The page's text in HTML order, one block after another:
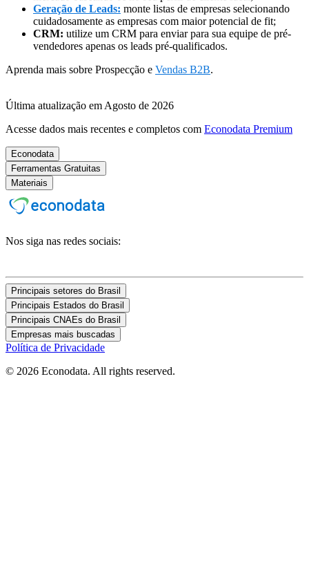
Geração de Leads: monte listas de empresas selecionando
cuidadosamente as empresas com maior potencial de fit;
CRM: utilize um CRM para enviar para sua equipe de pré-
vendedores apenas os leads pré-qualificados.
Aprenda mais sobre Prospecção e Vendas B2B.
Última atualização em Agosto de 2026
Acesse dados mais recentes e completos com Econodata Premium
Econodata
Ferramentas Gratuitas
Materiais
Nos siga nas redes sociais:
Principais setores do Brasil
Principais Estados do Brasil
Principais CNAEs do Brasil
Empresas mais buscadas
Política de Privacidade
© 2026 Econodata. All rights reserved.